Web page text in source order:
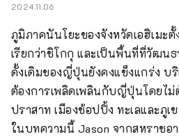
2024.11.06
ภูมิภาคนันโยะของจังหวัดเอฮิเมะ
เรียกว่าชิโกกุ และเป็นพื้นที่ที่วัฒน
ดั้งเดิมของญี่ปุ่นยังคงแข็งแกร่ง บ
ต้องการเพลิดเพลินกับญี่ปุ่นโดยไม่
ปราสาท เมืองช้อปปิ้ง ทะเลและภูเ
ในบทความนี้ Jason จากสหราชอ